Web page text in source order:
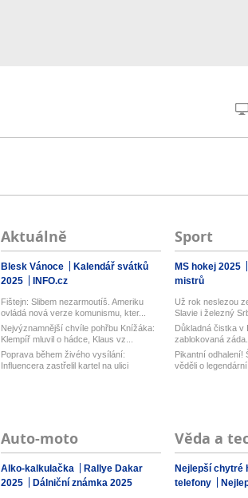
Aktuálně
Blesk Vánoce
Kalendář svátků
2025
INFO.cz
Fištejn: Slibem nezarmoutíš. Ameriku
ovládá nová verze komunismu, kter...
Nejvýznamnější chvíle pohřbu Knížáka:
Klempíř mluvil o hádce, Klaus vz...
Poprava během živého vysílání:
Influencera zastřelil kartel na ulici
Sport
MS hokej 2025
mistrů
Už rok neslezou
Slavie i železný
Důkladná čistka v
zablokovaná
lé...
Pikantní odhalení!
věděli o
Auto-moto
Alko-kalkulačka
Rallye Dakar
2025
Dálniční známka 2025
Věda a
Nejlepší chytré
telefony